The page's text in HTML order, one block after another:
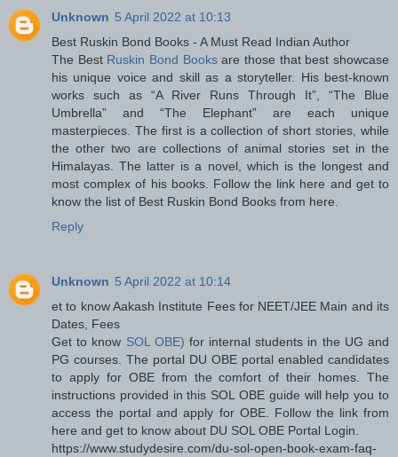
Unknown 5 April 2022 at 10:13
Best Ruskin Bond Books - A Must Read Indian Author
The Best Ruskin Bond Booksare those that best showcase
his unique voice and skill as a storyteller. His best-known
works such as “A River Runs Through It”, “The Blue
Umbrella” and “The Elephant” are each unique
masterpieces. The first is a collection of short stories, while
the other two are collections of animal stories set in the
Himalayas. The latter is a novel, which is the longest and
most complex of his books. Follow the link here and get to
know the list of Best Ruskin Bond Books from here.
Reply
Unknown 5 April 2022 at 10:14
et to know Aakash Institute Fees for NEET/JEE Main and its
Dates, Fees
Get to know SOL OBE) for internal students in the UG and
PG courses. The portal DU OBE portal enabled candidates
to apply for OBE from the comfort of their homes. The
instructions provided in this SOL OBE guide will help you to
access the portal and apply for OBE. Follow the link from
here and get to know about DU SOL OBE Portal Login.
https://www.studydesire.com/du-sol-open-book-exam-faq-